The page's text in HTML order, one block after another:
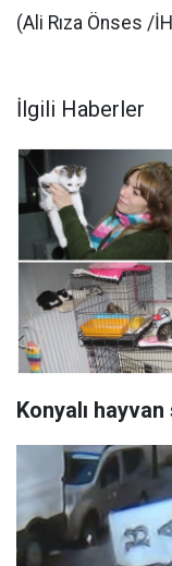
(Ali Rıza Önses /
İlgili Haberler
Konyalı